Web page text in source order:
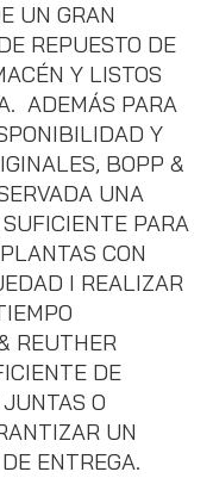
UN GRAN
REPUESTO DE
Y LISTOS
ADEMÁS PARA
Y
BOPP &
UNA
PARA
CON
I REALIZAR
REUTHER
DE
O
UN
ENTREGA.